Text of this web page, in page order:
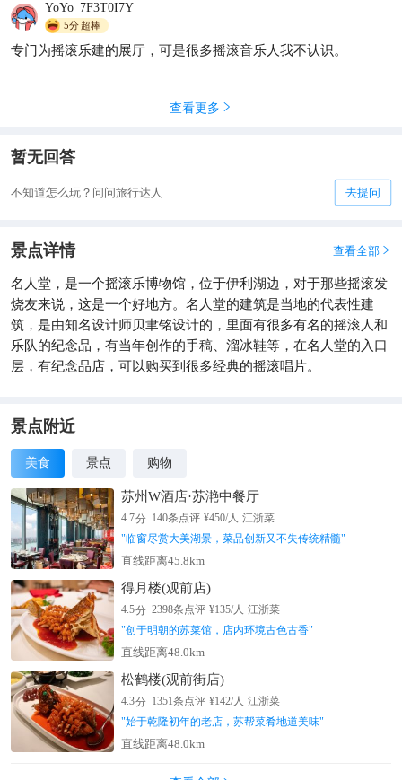
性价比❗
旅行小博士萌
YoYo_7F3T0I7Y
5分超棒
专门为摇滚乐建的展厅，可是很多摇滚音乐人我不认识。
查看更多 
暂无回答
不知道怎么玩？问问旅行达人 去提问
景点详情 查看全部 
名人堂，是一个摇滚乐博物馆，位于伊利湖边，对于那些摇滚发
烧友来说，这是一个好地方。名人堂的建筑是当地的代表性建
筑，是由知名设计师贝聿铭设计的，里面有很多有名的摇滚人和
乐队的纪念品，有当年创作的手稿、溜冰鞋等，在名人堂的入口
层，有纪念品店，可以购买到很多经典的摇滚唱片。
景点附近
美食 景点 购物
苏州W酒店·苏滟中餐厅
4.7分 140条点评 ¥450/人 江浙菜
"临窗尽赏大美湖景，菜品创新又不失传统精髓"
直线距离45.8km
得月楼(观前店)
4.5分 2398条点评 ¥135/人 江浙菜
"创于明朝的苏菜馆，店内环境古色古香"
直线距离48.0km
松鹤楼(观前街店)
4.3分 1351条点评 ¥142/人 江浙菜
"始于乾隆初年的老店，苏帮菜肴地道美味"
直线距离48.0km